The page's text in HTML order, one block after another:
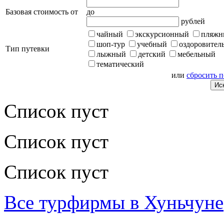
Базовая стоимость от
до
рублей
Тип путевки
чайный экскурсионный
шоп-тур
учебный
лыжный
детский
мебельный
тематический
или сбросить
Список пуст
Список пуст
Список пуст
Все турфирмы в Хуньчуне